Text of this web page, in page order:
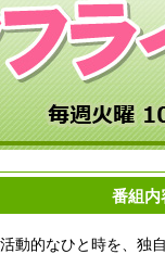
番組内
動的なひと時を、独